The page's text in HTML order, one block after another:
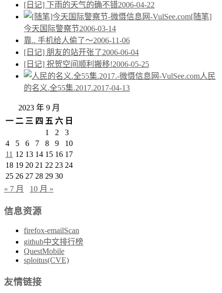
[日记] 下雨的天气的确不错2006-04-22
[随笔]
今天国际警察节2006-03-14
靠.. 手机给人偷了～2006-11-06
[日记] 朋友的站开张了2006-06-04
[日记] 祝贺空间顺利搬移!2006-05-25
人民
的名义.全55集.2017.2017-04-13
2023 年 9 月
一 二 三 四 五 六 日
1
2
3
4
5 6 7 8 9
10
11 12 13 14 15 16 17
18 19 20 21 22 23 24
25 26 27 28 29 30
« 7 月
10 月 »
信息资源
firefox-emailScan
github中文排行榜
QuestMobile
sploitus(CVE)
友情链接